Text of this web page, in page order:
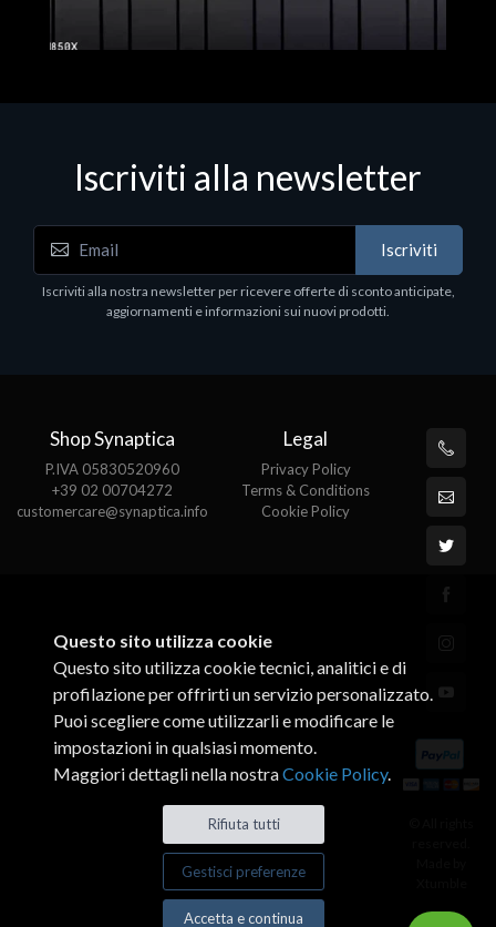
WD_BLACK SN850X NVMe SSD
WDBB9H0020BNC - SSD - 2 TB - interno - M.2
2280 - PCIe 4.0 (NVMe) - dissipatore integrato -
nero
Iscriviti alla newsletter
Iscriviti
Iscriviti alla nostra newsletter per ricevere offerte di sconto anticipate,
aggiornamenti e informazioni sui nuovi prodotti.
Shop Synaptica
P.IVA 05830520960
+39 02 00704272
customercare@synaptica.info
Legal
Privacy Policy
Terms & Conditions
Cookie Policy
Questo sito utilizza cookie
Questo sito utilizza cookie tecnici, analitici e di
profilazione per offrirti un servizio personalizzato.
Puoi scegliere come utilizzarli e modificare le
impostazioni in qualsiasi momento.
Maggiori dettagli nella nostraCookie Policy.
Rifiuta tutti
Gestisci preferenze
Accetta e continua